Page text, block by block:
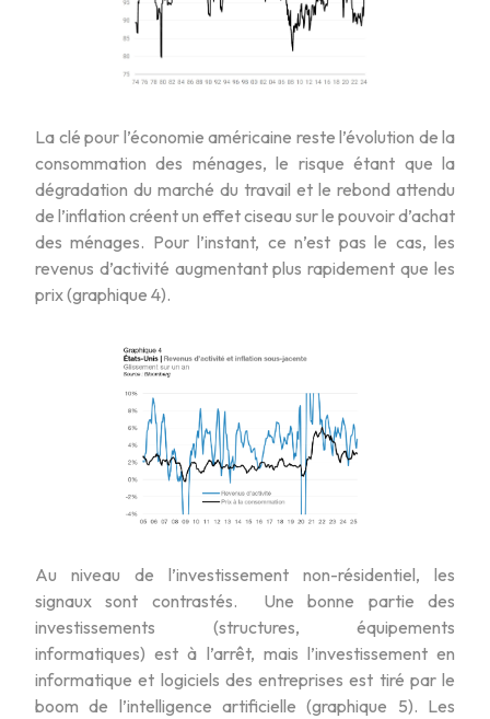
La clé pour l’économie américaine reste l’évolution de la
consommation des ménages, le risque étant que la
dégradation du marché du travail et le rebond attendu
de l’inflation créent un effet ciseau sur le pouvoir d’achat
des ménages. Pour l’instant, ce n’est pas le cas, les
revenus d’activité augmentant plus rapidement que les
prix (graphique 4).
Au niveau de l’investissement non-résidentiel, les
signaux sont contrastés. Une bonne partie des
investissements (structures, équipements
informatiques) est à l’arrêt, mais l’investissement en
informatique et logiciels des entreprises est tiré par le
boom de l’intelligence artificielle (graphique 5). Les